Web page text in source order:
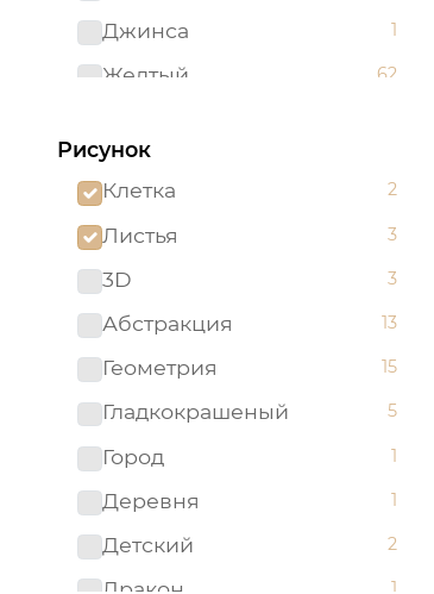
Джинса 1
Желтый 62
Золотистый
Золотой
Изумрудный
Капучино
Коричневый
Красный
Ментоловый
Мятный
Оливковый
Оранжевый
Рисунок
Клетка
2
Листья 3
3D 3
Абстракция 13
Геометрия 15
Гладкокрашеный 5
Город 1
Деревня 1
Детский 2
Дракон 1